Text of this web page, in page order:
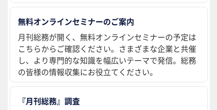
無料オンラインセミナーのご案内
月刊総務が開く、無料オンラインセミナーの予定は
こちらからご確認ください。さまざまな企業と共催
し、より専門的な知識を幅広いテーマで発信。総務
の皆様の情報収集にお役立てください。
『月刊総務』調査